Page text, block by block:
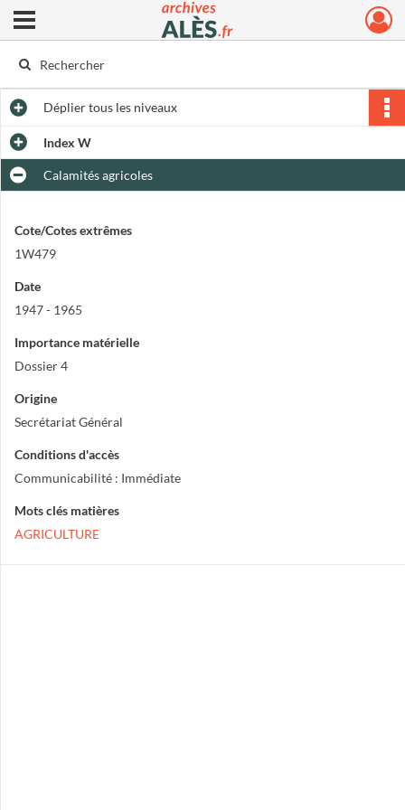
Archives municipales d'Alès
Ouvrir le menu déroulant
Dépliertous les niveaux
Index W
Calamités agricoles
Cote/Cotes extrêmes
1W479
Date
1947 - 1965
Importance matérielle
Dossier 4
Origine
Secrétariat Général
Conditions d'accès
Communicabilité : Immédiate
Mots clés matières
AGRICULTURE